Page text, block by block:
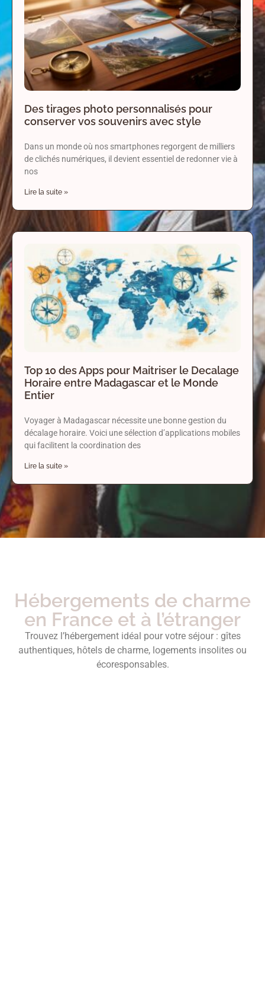
Des tirages photo personnalisés pour
conserver vos souvenirs avec style
Dans un monde où nos smartphones regorgent de milliers
de clichés numériques, il devient essentiel de redonner vie à
nos
Lire la suite »
Top 10 des Apps pour Maitriser le Decalage
Horaire entre Madagascar et le Monde
Entier
Voyager à Madagascar nécessite une bonne gestion du
décalage horaire. Voici une sélection d’applications mobiles
qui facilitent la coordination des
Lire la suite »
Hébergements de charme
en France et à l’étranger
Trouvez l’hébergement idéal pour votre séjour : gîtes
authentiques, hôtels de charme, logements insolites ou
écoresponsables.